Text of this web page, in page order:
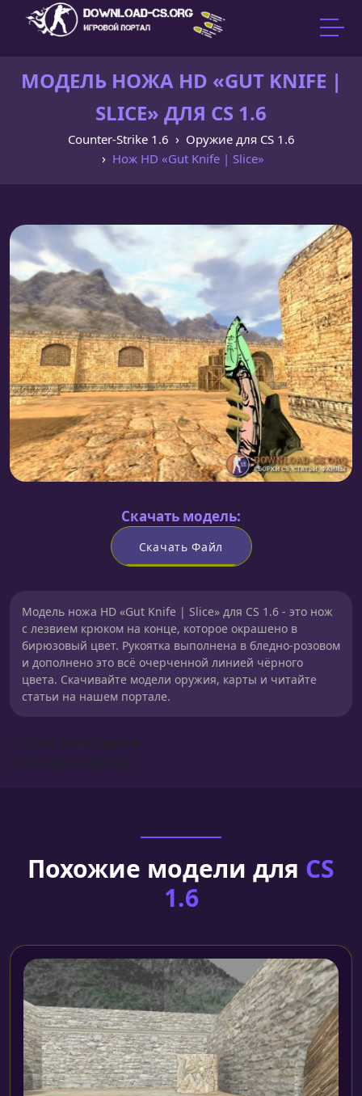
МОДЕЛЬ НОЖА HD «GUT KNIFE |
SLICE» ДЛЯ CS 1.6
Counter-Strike 1.6
Оружие для CS 1.6
Нож HD «Gut Knife | Slice»
Скачать модель:
Скачать Файл
Модель ножа HD «Gut Knife | Slice» для CS 1.6 - это нож
с лезвием крюком на конце, которое окрашено в
бирюзовый цвет. Рукоятка выполнена в бледно-розовом
и дополнено это всё очерченной линией чёрного
цвета. Скачивайте модели оружия, карты и читайте
статьи на нашем портале.
Похожие модели для CS
1.6